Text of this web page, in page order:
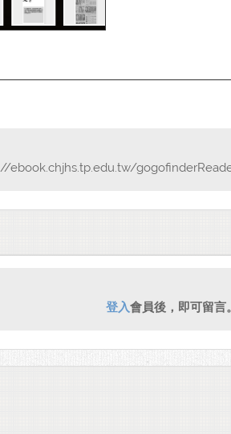
//ebook.chjhs.tp.edu.tw/
登入會員後，即可留言